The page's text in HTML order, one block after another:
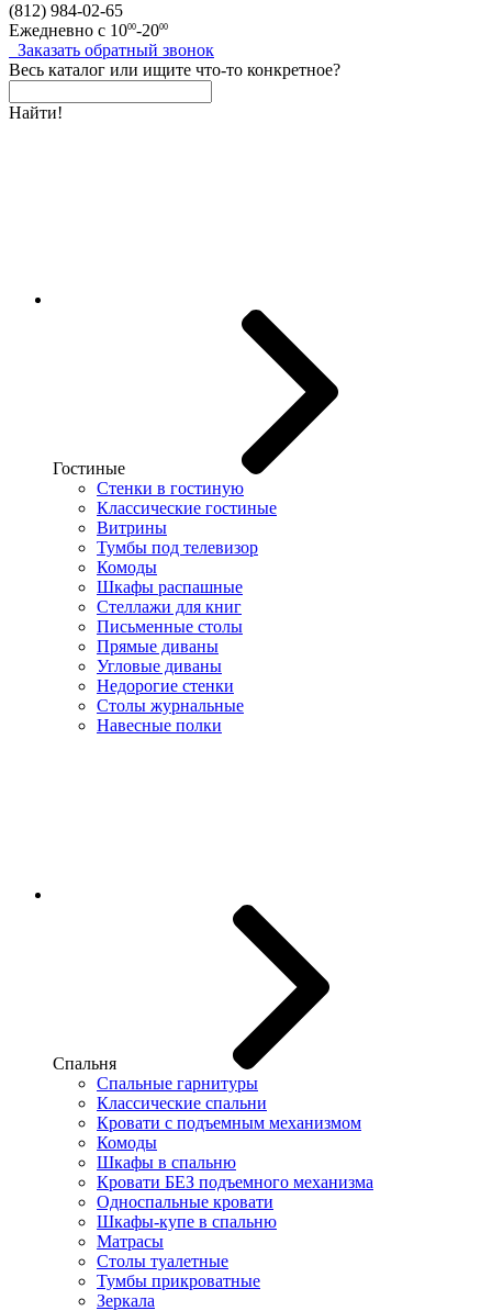
(812) 984-02-65
Ежедневно с 1000-2000
Заказать обратный звонок
Весь каталог или ищите что-то конкретное?
Найти!
Гостиные
Стенки в гостиную
Классические гостиные
Витрины
Тумбы под телевизор
Комоды
Шкафы распашные
Стеллажи для книг
Письменные столы
Прямые диваны
Угловые диваны
Недорогие стенки
Столы журнальные
Навесные полки
Спальня
Спальные гарнитуры
Классические спальни
Кровати с подъемным механизмом
Комоды
Шкафы в спальню
Кровати БЕЗ подъемного механизма
Односпальные кровати
Шкафы-купе в спальню
Матрасы
Столы туалетные
Тумбы прикроватные
Зеркала